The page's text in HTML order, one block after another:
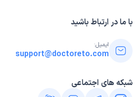
با ما در ارتباط باشید
ایمیل:
support@doctoreto.com
شبکه های اجتماعی